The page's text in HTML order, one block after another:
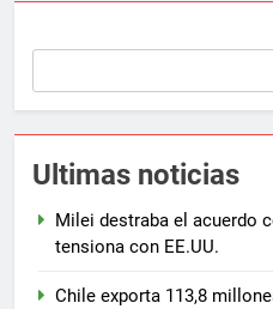
Ultimas noticias
Milei destraba el acuerdo
tensiona con EE.UU.
Chile exporta 113,8